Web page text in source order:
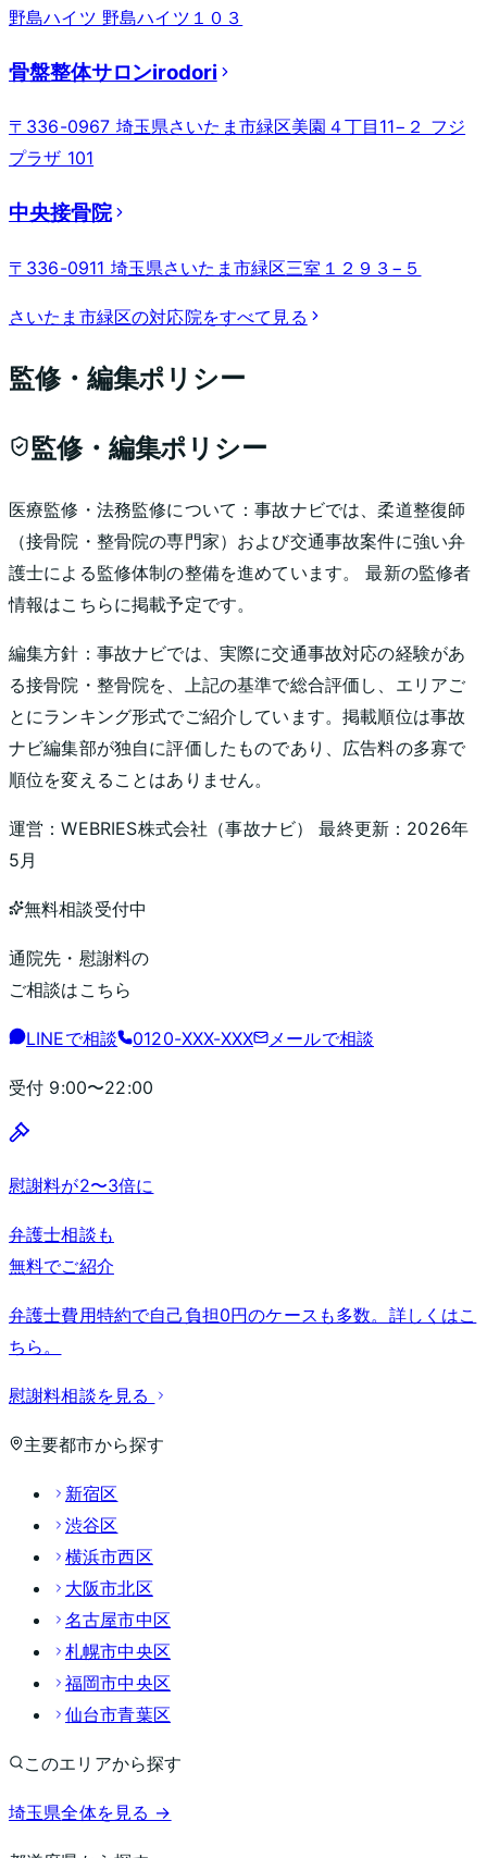
野島ハイツ 野島ハイツ１０３
骨盤整体サロンirodori
〒336-0967 埼玉県さいたま市緑区美園４丁目11−２ フジ
プラザ 101
中央接骨院
〒336-0911 埼玉県さいたま市緑区三室１２９３−５
さいたま市緑区の対応院をすべて見る
監修・編集ポリシー
監修・編集ポリシー
医療監修・法務監修について：事故ナビでは、柔道整復師
（接骨院・整骨院の専門家）および交通事故案件に強い弁
護士による監修体制の整備を進めています。 最新の監修者
情報はこちらに掲載予定です。
編集方針： 事故ナビでは、実際に交通事故対応の経験があ
る接骨院・整骨院を、上記の基準で総合評価し、エリアご
とにランキング形式でご紹介しています。掲載順位は事故
ナビ編集部が独自に評価したものであり、広告料の多寡で
順位を変えることはありません。
運営：WEBRIES株式会社 （事故ナビ） 最終更新： 2026年
5月
無料相談受付中
通院先・慰謝料の
ご相談はこちら
LINEで相談 0120-XXX-XXX メールで相談
受付 9:00〜22:00
慰謝料が2〜3倍に
弁護士相談も
無料でご紹介
弁護士費用特約で自己負担0円のケースも多数。詳しくはこ
ちら。
慰謝料相談を見る
主要都市から探す
新宿区
渋谷区
横浜市西区
大阪市北区
名古屋市中区
札幌市中央区
福岡市中央区
仙台市青葉区
このエリアから探す
埼玉県全体を見る →